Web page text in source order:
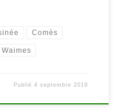
Comès
Waimes
Publié4 septembre 2019